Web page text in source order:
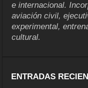
e internacional.
aviación civil,
experimental,
cultural.
ENTRADAS